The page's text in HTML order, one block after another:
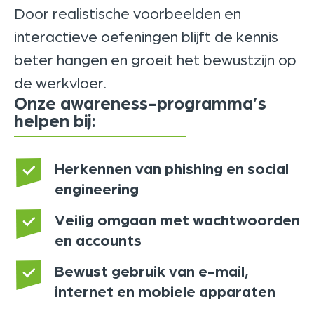
Door realistische voorbeelden en
interactieve oefeningen blijft de kennis
beter hangen en groeit het bewustzijn op
de werkvloer.
Onze awareness-programma’s
helpen bij:
Herkennen van phishing en social
engineering
Veilig omgaan met wachtwoorden
en accounts
Bewust gebruik van e-mail,
internet en mobiele apparaten